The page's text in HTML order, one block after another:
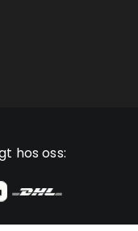
hos oss: